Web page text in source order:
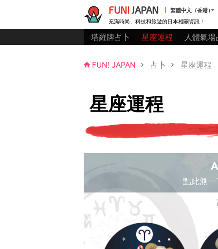
FUN! JAPAN 繁體中文（香港）
充滿時尚、科技和旅遊的日本相關資訊！
塔羅牌占卜 星座運程 人體氣場
FUN! JAPAN 占卜 星座運程
星座運程
點此測